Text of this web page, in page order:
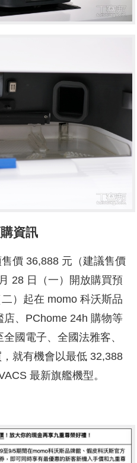
資訊
價 36,888 元（建議售價
28 日（一）開放購買預
）起在 momo 科沃斯品
、PChome 24h 購物等
國電子、全國法雅客、
就有機會以最低 32,388
最新旗艦機型。